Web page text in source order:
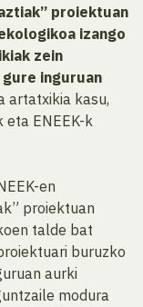
proiektuan
izango
zein
inguruan
artatxikia kasu,
ENEEK-k
en
proiektuan
talde bat
buruzko
aurki
modura